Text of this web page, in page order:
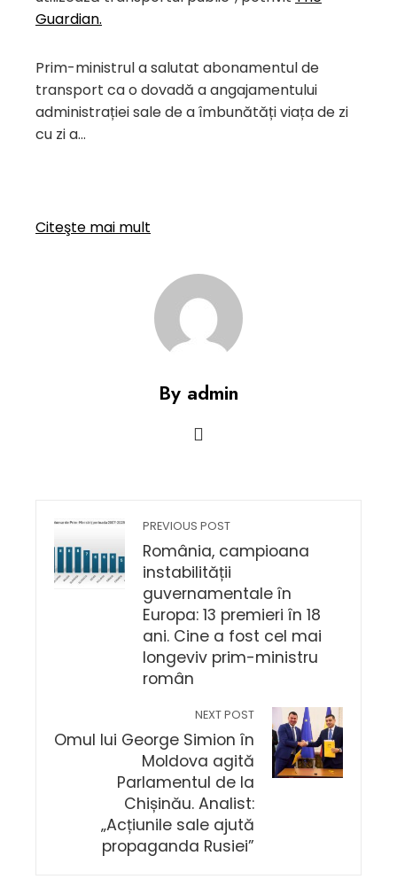
Guardian.
Prim-ministrul a salutat abonamentul de
transport ca o dovadă a angajamentului
administrației sale de a îmbunătăți viața de zi
cu zi a…
Citeşte mai mult
By admin
PREVIOUS POST
România, campioana
instabilității
guvernamentale în
Europa: 13 premieri în 18
ani. Cine a fost cel mai
longeviv prim-ministru
român
NEXT POST
Omul lui George Simion în
Moldova agită
Parlamentul de la
Chișinău. Analist:
„Acțiunile sale ajută
propaganda Rusiei”